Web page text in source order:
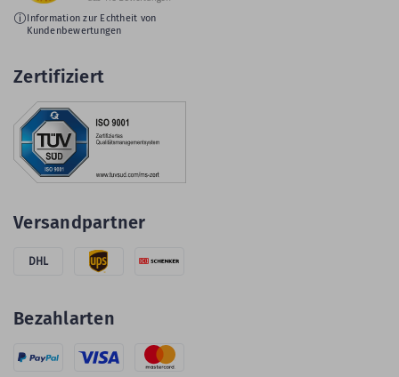
Information zur Echtheit von
Kundenbewertungen
Zertifiziert
Versandpartner
DHL
Bezahlarten